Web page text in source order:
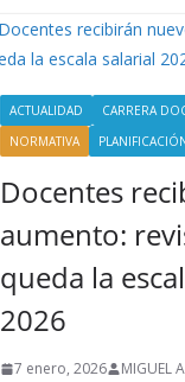
ACTUALIDAD CARRERA
NORMATIVA
Docentes
aumento:
queda la
2026
7 enero, 2026 MIGUEL